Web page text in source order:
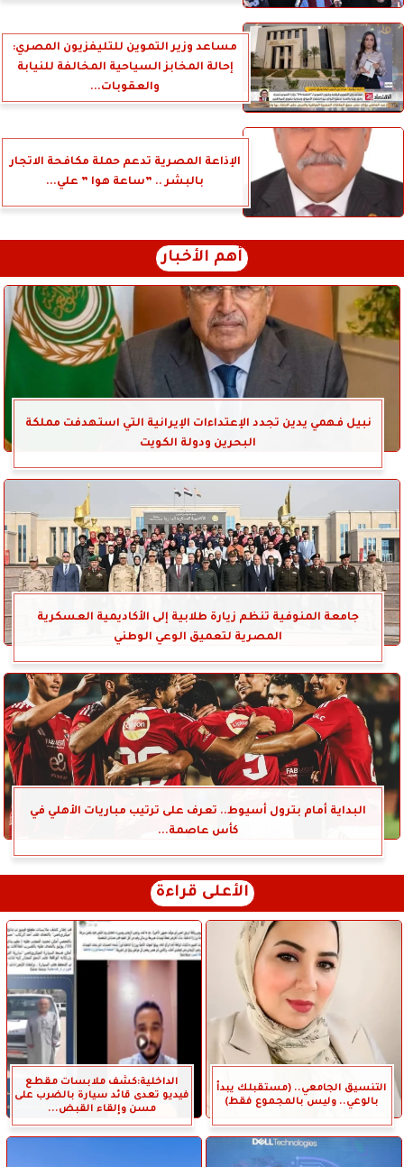
مساعد وزير التموين للتليفزيون المصري:
إحالة المخابز السياحية المخالفة للنيابة
والعقوبات...
الإذاعة المصرية تدعم حملة مكافحة الاتجار
بالبشر .. ”ساعة هوا ” علي...
أهم الأخبار
نبيل فهمي يدين تجدد الإعتداءات الإيرانية التي استهدفت مملكة
البحرين ودولة الكويت
جامعة المنوفية تنظم زيارة طلابية إلى الأكاديمية العسكرية
المصرية لتعميق الوعي الوطني
البداية أمام بترول أسيوط.. تعرف على ترتيب مباريات الأهلي في
كأس عاصمة...
الأعلى قراءة
التنسيق الجامعي.. (مستقبلك يبدأ
بالوعي.. وليس بالمجموع فقط)
الداخلية:كشف ملابسات مقطع
فيديو تعدى قائد سيارة بالضرب على
مسن وإلقاء القبض...